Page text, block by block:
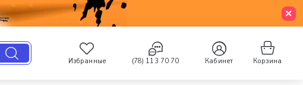
Избранные (78) 113 70 70 Кабинет Корзина